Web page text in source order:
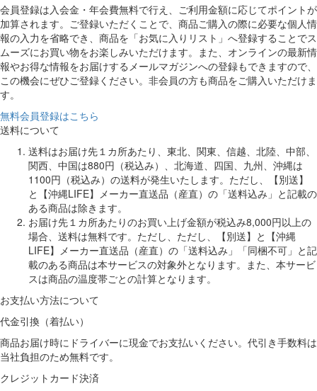
会員登録は入会金・年会費無料で行え、ご利用金額に応じてポイントが
加算されます。ご登録いただくことで、商品ご購入の際に必要な個人情
報の入力を省略でき、商品を「お気に入りリスト」へ登録することでス
ムーズにお買い物をお楽しみいただけます。また、オンラインの最新情
報やお得な情報をお届けするメールマガジンへの登録もできますので、
この機会にぜひご登録ください。非会員の方も商品をご購入いただけま
す。
無料会員登録はこちら
送料について
送料はお届け先１カ所あたり、東北、関東、信越、北陸、中部、
関西、中国は880円（税込み）、北海道、四国、九州、沖縄は
1100円（税込み）の送料が発生いたします。ただし、【別送】
と【沖縄LIFE】メーカー直送品（産直）の「送料込み」と記載の
ある商品は除きます。
お届け先１カ所あたりのお買い上げ金額が税込み8,000円以上の
場合、送料は無料です。ただし、ただし、【別送】と【沖縄
LIFE】メーカー直送品（産直）の「送料込み」「同梱不可」と記
載のある商品は本サービスの対象外となります。また、本サービ
スは商品の温度帯ごとの計算となります。
お支払い方法について
代金引換（着払い）
商品お届け時にドライバーに現金でお支払いください。代引き手数料は
当社負担のため無料です。
クレジットカード決済